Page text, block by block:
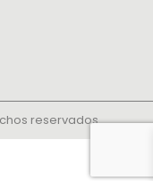
reservados.